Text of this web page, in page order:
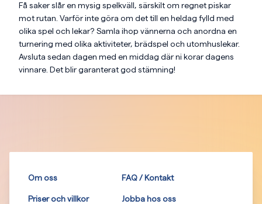
Få saker slår en mysig spelkväll, särskilt om regnet piskar
mot rutan. Varför inte göra om det till en heldag fylld med
olika spel och lekar? Samla ihop vännerna och anordna en
turnering med olika aktiviteter, brädspel och utomhuslekar.
Avsluta sedan dagen med en middag där ni korar dagens
vinnare. Det blir garanterat god stämning!
Om oss FAQ / Kontakt
Priser och villkor Jobba hos oss